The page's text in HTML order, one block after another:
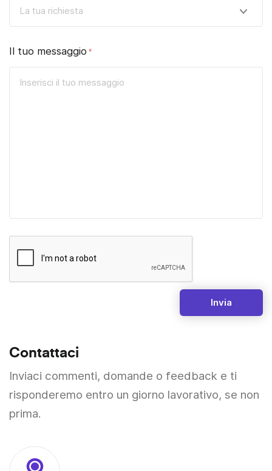
Il tuo messaggio
Invia
Contattaci
Inviaci commenti, domande o feedback e ti
risponderemo entro un giorno lavorativo, se non
prima.